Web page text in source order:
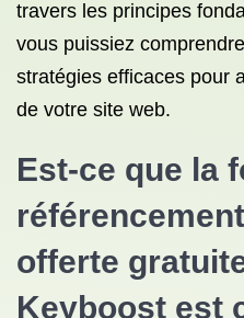
travers les principes
vous puissiez
stratégies efficaces pour
de votre site web.
Est-ce que la
offerte
Keyboost est